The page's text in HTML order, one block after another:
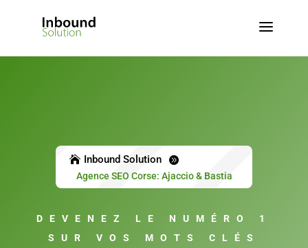
a
 Inbound Solution 
Agence SEO Corse: Ajaccio & Bastia
DEVENEZ LE NUMÉRO 1
SUR VOS MOTS CLÉS